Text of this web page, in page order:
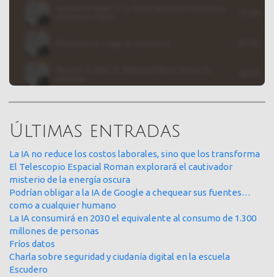
Últimas entradas
La IA no reduce los costos laborales, sino que los transforma
El Telescopio Espacial Roman explorará el cautivador
misterio de la energía oscura
Podrían obligar a la IA de Google a chequear sus fuentes…
como a cualquier humano
La IA consumirá en 2030 el equivalente al consumo de 1.300
millones de personas
Fríos datos
Charla sobre seguridad y ciudanía digital en la escuela
Escudero